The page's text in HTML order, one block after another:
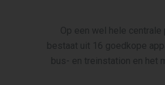
Op een wel hele
bestaat uit 16 goedkope
bus- en treinstation en het